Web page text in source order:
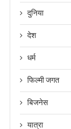
दुनिया
देश
धर्म
फिल्मी जगत
बिजनेस
यात्रा